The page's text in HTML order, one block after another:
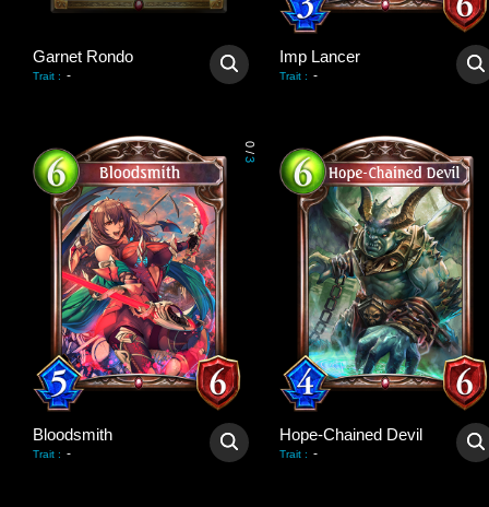
Garnet Rondo
Trait : -
Imp Lancer
Trait : -
0
/
3
Bloodsmith
Trait : -
Hope-Chained Devil
Trait : -